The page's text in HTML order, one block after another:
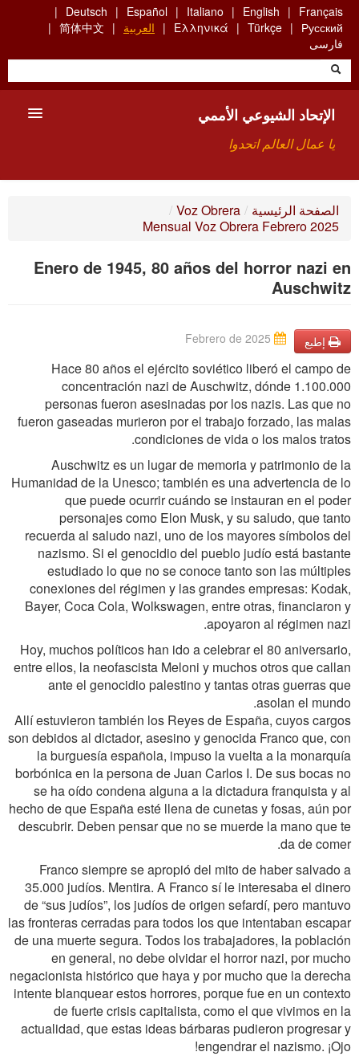
Skip
main
content
Français
English
Italiano
Español
Deutsch
Русский
Türkçe
Ελληνικά العربية
简体中文
فارسی
الإتحاد الشيوعي الأممي
يا عمال العالم اتحدوا
من نحن؟
بحث
الصفحة الرئيسية /
Voz Obrera
/
Mensual Voz Obrera Febrero 2025
Enero de 1945, 80 años del horror nazi en
Auschwitz
إطبع
Hace 80 años el ejército soviético liberó el campo de
concentración nazi de Auschwitz, dónde 1.100.000
personas fueron asesinadas por los nazis. Las que no
fueron gaseadas murieron por el trabajo forzado, las malas
condiciones de vida o los malos tratos.
Auschwitz es un lugar de memoria y patrimonio de la
Humanidad de la Unesco; también es una advertencia de lo
que puede ocurrir cuándo se instauran en el poder
personajes como Elon Musk, y su saludo, que tanto
recuerda al saludo nazi, uno de los mayores símbolos del
nazismo. Si el genocidio del pueblo judío está bastante
estudiado lo que no se conoce tanto son las múltiples
conexiones del régimen y las grandes empresas: Kodak,
Bayer, Coca Cola, Wolkswagen, entre otras, financiaron y
apoyaron al régimen nazi.
Hoy, muchos políticos han ido a celebrar el 80 aniversario,
entre ellos, la neofascista Meloni y muchos otros que callan
ante el genocidio palestino y tantas otras guerras que
asolan el mundo.
Allí estuvieron también los Reyes de España, cuyos cargos
son debidos al dictador, asesino y genocida Franco que, con
la burguesía española, impuso la vuelta a la monarquía
borbónica en la persona de Juan Carlos I. De sus bocas no
se ha oído condena alguna a la dictadura franquista y al
hecho de que España esté llena de cunetas y fosas, aún por
descubrir. Deben pensar que no se muerde la mano que te
da de comer.
Franco siempre se apropió del mito de haber salvado a
35.000 judíos. Mentira. A Franco sí le interesaba el dinero
de “sus judíos”, los judíos de origen sefardí, pero mantuvo
las fronteras cerradas para todos los que intentaban escapar
de una muerte segura. Todos los trabajadores, la población
en general, no debe olvidar el horror nazi, por mucho
negacionista histórico que haya y por mucho que la derecha
intente blanquear estos horrores, porque fue en un contexto
de fuerte crisis capitalista, como el que vivimos en la
actualidad, que estas ideas bárbaras pudieron progresar y
engendrar el nazismo. ¡Ojo!